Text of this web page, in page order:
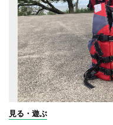
見る・遊ぶ